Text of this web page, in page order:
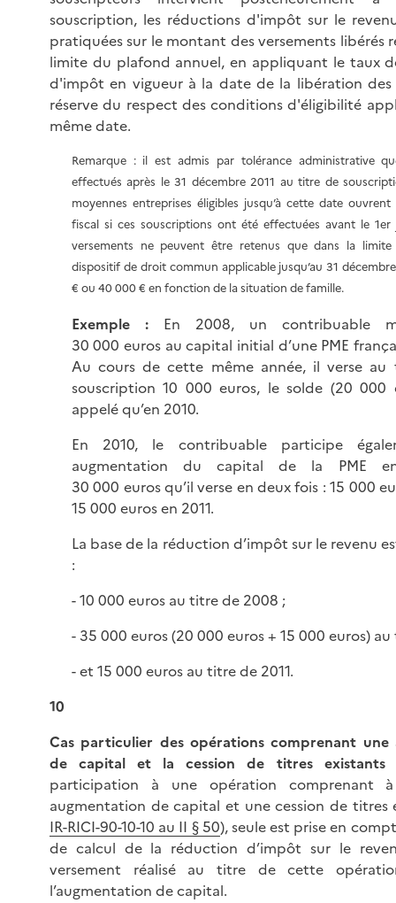
souscription, les réductions d'impôt sur le
pratiquées sur le montant des versements libérés
limite du plafond annuel, en appliquant le taux
d'impôt en vigueur à la date de la libération
réserve du respect des conditions d'éligibilité
même date.
Remarque : il est admis par tolérance administrative
effectués après le 31 décembre 2011 au titre de
moyennes entreprises éligibles jusqu’à cette date ouvrent
fiscal si ces souscriptions ont été effectuées avant le 1er
versements ne peuvent être retenus que dans la
dispositif de droit commun applicable jusqu’au 31
€ ou 40 000 € en fonction de la situation de famille.
Exemple:En 2008, un contribuable
30 000 euros au capital initial d’une PME
Au cours de cette même année, il verse
souscription 10 000 euros, le solde (20 000
appelé qu’en 2010.
En 2010, le contribuable participe
augmentation du capital de la PME
30 000 euros qu’il verse en deux fois : 15 000
15 000 euros en 2011.
La base de la réduction d’impôt sur le revenu
:
- 10 000 euros au titre de 2008 ;
- 35 000 euros (20 000 euros + 15 000 euros)
- et 15 000 euros au titre de 2011.
10
Cas particulier des opérations comprenant une
de capital et la cession de titres existants
participation à une opération comprenant
augmentation de capital et une cession de titres
IR-RICI-90-10-10 au II § 50), seule est prise en
de calcul de la réduction d’impôt sur le
versement réalisé au titre de cette
l’augmentation de capital.